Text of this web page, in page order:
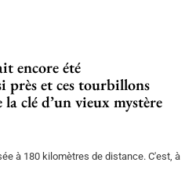
encore été
près et ces tourbillons
clé d’un vieux mystère
à 180 kilomètres de distance. C'est, à